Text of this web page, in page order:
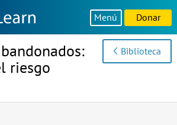
Menú Donar
riesgo
Biblioteca